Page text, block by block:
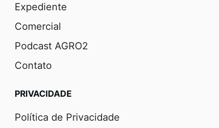
Expediente
Comercial
Podcast AGRO2
Contato
PRIVACIDADE
Política de Privacidade